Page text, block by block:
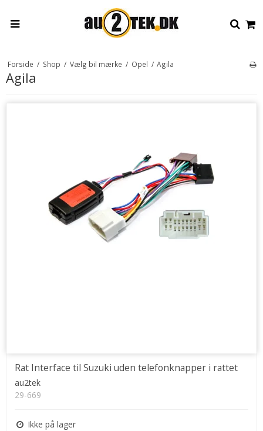
Forside / Shop / Vælg bil mærke / Opel / Agila
Agila
Rat Interface til Suzuki uden telefonknapper i rattet
au2tek
29-669
Ikke på lager